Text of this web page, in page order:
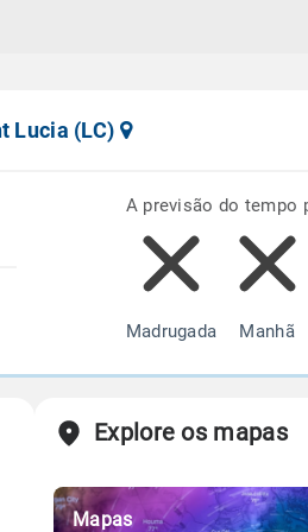
Lucia (LC)
A previsão do tempo
Madrugada Manhã
Explore os mapas
Mapas